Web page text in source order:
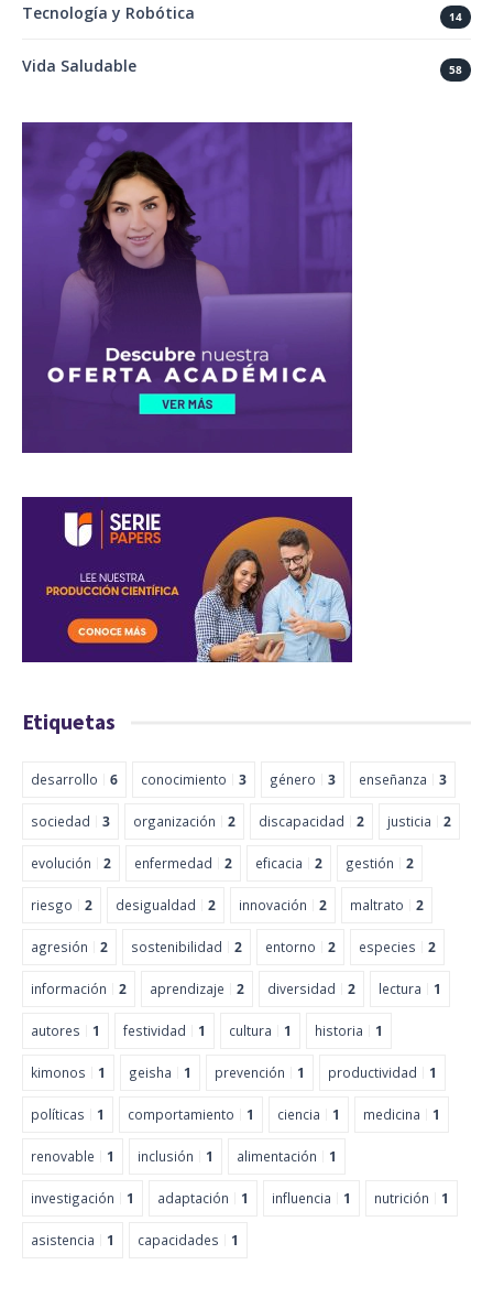
Tecnología y Robótica 14
Vida Saludable 58
Etiquetas
desarrollo 6 conocimiento 3 género 3 enseñanza 3
sociedad 3 organización 2 discapacidad 2 justicia 2
evolución 2 enfermedad 2 eficacia 2 gestión 2
riesgo 2 desigualdad 2 innovación 2 maltrato 2
agresión 2 sostenibilidad 2 entorno 2 especies 2
información 2 aprendizaje 2 diversidad 2 lectura 1
autores 1 festividad 1 cultura 1 historia 1
kimonos 1 geisha 1 prevención 1 productividad 1
políticas 1 comportamiento 1 ciencia 1 medicina 1
renovable 1 inclusión 1 alimentación 1
investigación 1 adaptación 1 influencia 1 nutrición 1
asistencia 1 capacidades 1